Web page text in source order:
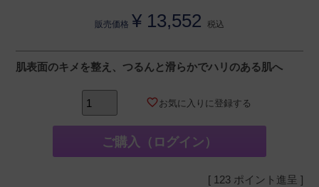
販売価格 ¥ 13,552 税込
肌表面のキメを整え、つるんと滑らかでハリのある肌へ
お気に入りに登録する
ご購入（ログイン）
[ 123 ポイント進呈 ]